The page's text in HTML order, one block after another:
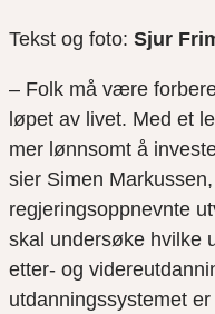
Tekst og foto: Sjur
– Folk må være
løpet av livet. Med et
mer lønnsomt å
sier Simen
regjeringsoppnevnte
skal undersøke hvilke
etter- og
utdanningssystemet